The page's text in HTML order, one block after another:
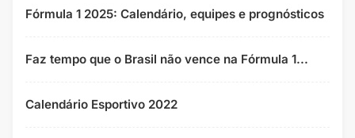
Fórmula 1 2025: Calendário, equipes e prognósticos
Faz tempo que o Brasil não vence na Fórmula 1...
Calendário Esportivo 2022